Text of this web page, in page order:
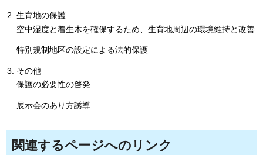
生育地の保護
空中湿度と着生木を確保するため、生育地周辺の環境維持と改善
特別規制地区の設定による法的保護
その他
保護の必要性の啓発
展示会のあり方誘導
関連するページへのリンク